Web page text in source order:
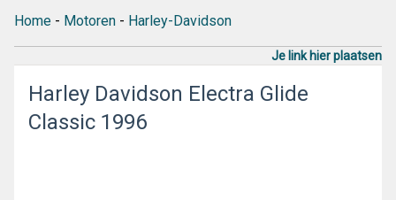
Home - Motoren - Harley-Davidson
Je link hier plaatsen
Harley Davidson Electra Glide
Classic 1996